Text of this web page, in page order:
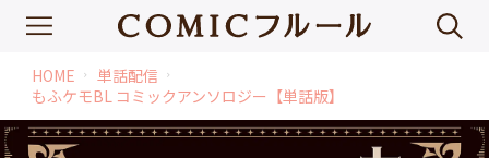
HOME chevron_right 単話配信 chevron_right
もふケモBL コミックアンソロジー【単話版】